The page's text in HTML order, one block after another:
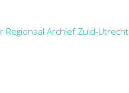
Regionaal Archief Zuid-Utrecht